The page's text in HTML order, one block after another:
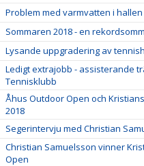
Problem med varmvatten i
Sommaren 2018 - en
Lysande uppgradering av
Ledigt extrajobb - assisterande
Tennisklubb
Åhus Outdoor Open och
2018
Segerintervju med Christian
Christian Samuelsson vinner
Open